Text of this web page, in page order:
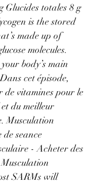
Glucides totales 8 g
is the stored
made up of
molecules.
body’s main
cet épisode,
de vitamines pour le
du meilleur
Musculation
seance
- Acheter des
SARMs will